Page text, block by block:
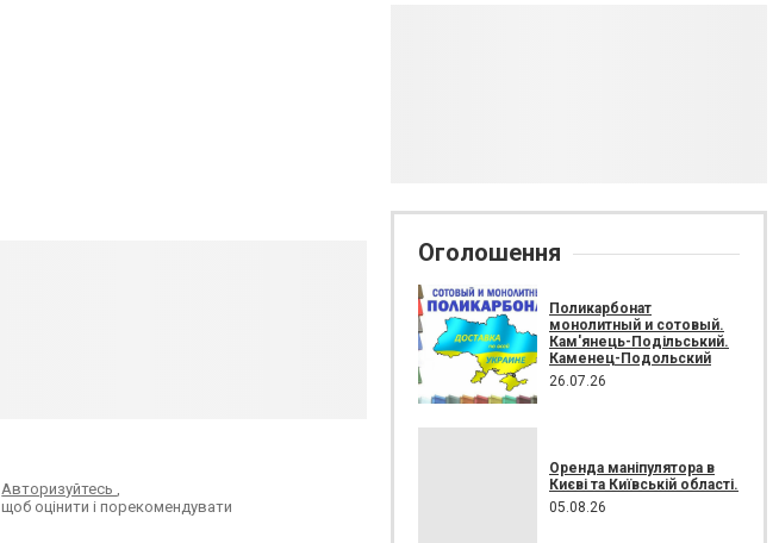
Авторизуйтесь,
щоб оцінити і порекомендувати
Оголошення
Поликарбонат
монолитный и сотовый.
Кам'янець-Подільський.
Каменец-Подольский
26.07.26
Оренда маніпулятора в
Києві та Київській області.
05.08.26